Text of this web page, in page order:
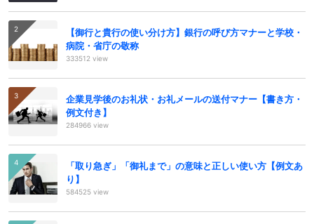
【御行と貴行の使い分け方】銀行の呼び方マナーと学校・
病院・省庁の敬称
333512 view
企業見学後のお礼状・お礼メールの送付マナー【書き方・
例文付き】
284966 view
「取り急ぎ」「御礼まで」の意味と正しい使い方【例文あ
り】
584525 view